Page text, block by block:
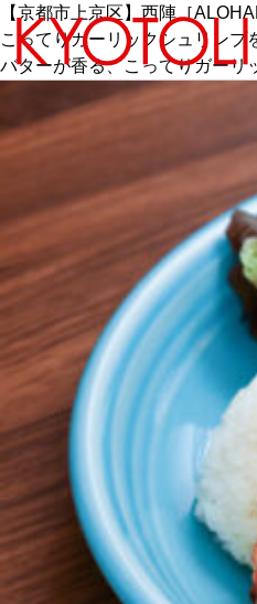
エリアから探す
地図から探す
カテゴリーから探
SPECIAL
NEW OPEN
SERIES
CULTURE
ABOUT US
【京都市上京区】西陣［
こってりガーリックシュリンプ
バターが香る、こってりガーリ